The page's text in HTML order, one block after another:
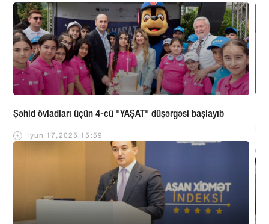
Şəhid övladları üçün 4-cü "YAŞAT" düşərgəsi başlayıb
İyun 17,2025 15:59